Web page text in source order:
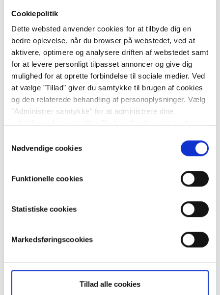
Cookiepolitik
Dette websted anvender cookies for at tilbyde dig en
bedre oplevelse, når du browser på webstedet, ved at
aktivere, optimere og analysere driften af webstedet samt
for at levere personligt tilpasset annoncer og give dig
mulighed for at oprette forbindelse til sociale medier. Ved
at vælge "Tillad" giver du samtykke til brugen af cookies
og den relaterede behandling af personoplysninger. Vælg
"Administrer samtykke" for at administrere dine
siden om cookiepolitik. Læs
vores cookiepolitik herog
Nødvendige cookies
Funktionelle cookies
Statistiske cookies
Markedsføringscookies
Tillad alle cookies
Regulatoriske krav til, hvordan priser oplyses
Valutakonvertering
Lokale gebyrer eller skatter
Får jeg de aktier, jeg søger om?
Ikke nødvendigvis.
Du kan se din eventuelle tildeling på Saxo-platformen, når den
Hvis du får tildelt aktier: